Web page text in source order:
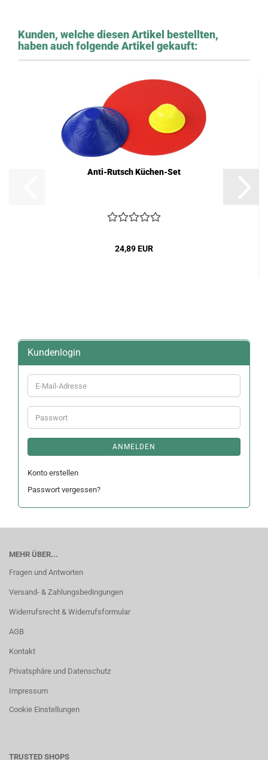
Kunden, welche diesen Artikel bestellten,
haben auch folgende Artikel gekauft:
Anti-Rutsch Küchen-Set
24,89 EUR
Kundenlogin
E-
Mail-
Adresse
Passwort
ANMELDEN
Konto erstellen
Passwort vergessen?
MEHR ÜBER...
Fragen und Antworten
Versand- & Zahlungsbedingungen
Widerrufsrecht & Widerrufsformular
AGB
Kontakt
Privatsphäre und Datenschutz
Impressum
Cookie Einstellungen
TRUSTED SHOPS